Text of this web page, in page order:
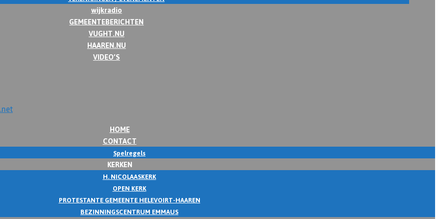
wijkradio
GEMEENTEBERICHTEN
VUGHT.NU
HAAREN.NU
VIDEO’S
HOME
CONTACT
Spelregels
KERKEN
H. NICOLAASKERK
OPEN KERK
PROTESTANTE GEMEENTE HELEVOIRT-HAAREN
BEZINNINGSCENTRUM EMMAUS